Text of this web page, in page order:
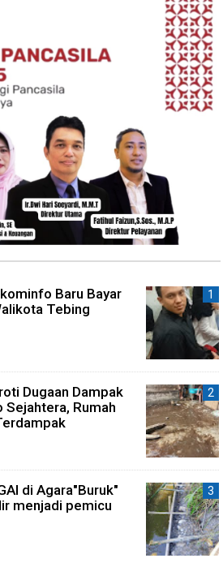
Baru Bayar
Tebing
Dugaan Dampak
Rumah
di Agara"Buruk"
menjadi pemicu